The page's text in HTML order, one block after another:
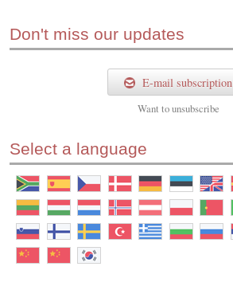
Don't miss our updates
E-mail subscription
Want tounsubscribe
Select a language